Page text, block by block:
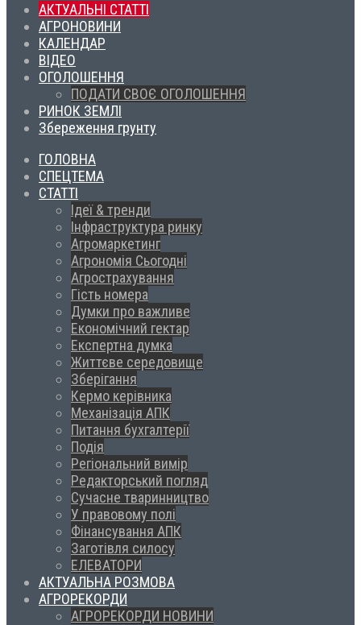
АКТУАЛЬНІ СТАТТІ
АГРОНОВИНИ
КАЛЕНДАР
ВІДЕО
ОГОЛОШЕННЯ
ПОДАТИ СВОЄ ОГОЛОШЕННЯ
РИНОК ЗЕМЛІ
Збереження грунту
ГОЛОВНА
СПЕЦТЕМА
СТАТТІ
Ідеї & тренди
Інфраструктура ринку
Агромаркетинг
Агрономія Сьогодні
Агрострахування
Гість номера
Думки про важливе
Економічний гектар
Експертна думка
Життєве середовище
Зберігання
Кермо керівника
Механізація АПК
Питання бухгалтерії
Подія
Регіональний вимір
Редакторський погляд
Сучасне тваринництво
У правовому полі
Фінансування АПК
Заготівля силосу
ЕЛЕВАТОРИ
АКТУАЛЬНА РОЗМОВА
АГРОРЕКОРДИ
АГРОРЕКОРДИ НОВИНИ